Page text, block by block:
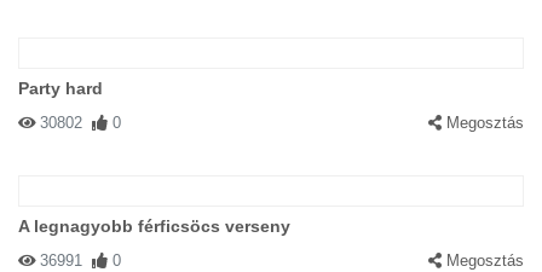
Party hard
30802 0 Megosztás
A legnagyobb férficsöcs verseny
36991 0 Megosztás